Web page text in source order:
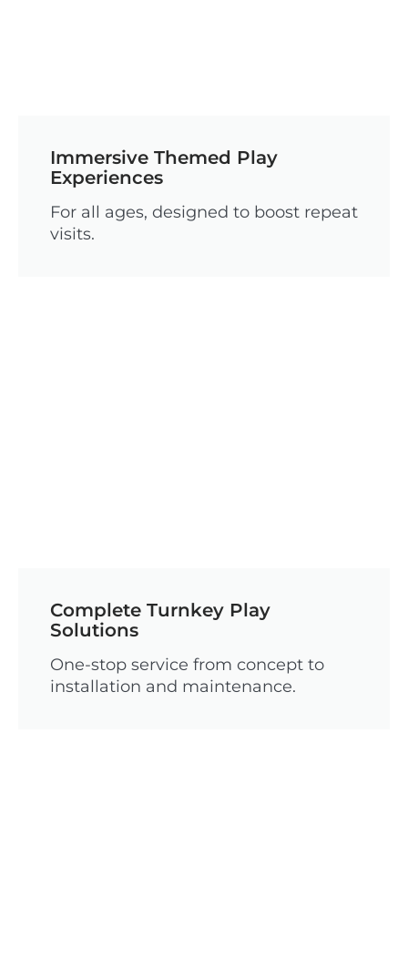
Immersive Themed Play
Experiences
For all ages, designed to boost repeat
visits.
Complete Turnkey Play
Solutions
One-stop service from concept to
installation and maintenance.